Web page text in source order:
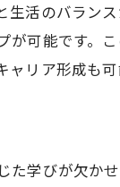
活のバラン
可能です。
リア形成も
学びが欠